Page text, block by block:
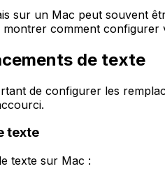
sur un Mac peut souvent
comment
de texte
de configurer les
texte
texte sur Mac :